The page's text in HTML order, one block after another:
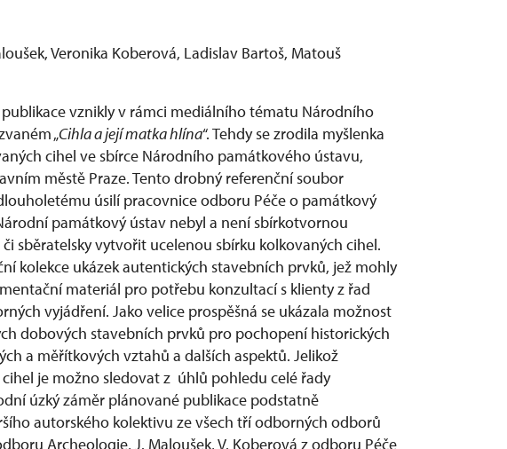
Veronika Koberová, Ladislav Bartoš, Matouš
vznikly v rámci mediálního tématu Národního
„Cihla a její matka hlína“. Tehdy se zrodila myšlenka
cihel ve sbírce Národního památkového ústavu,
městě Praze. Tento drobný referenční soubor
úsilí pracovnice odboru Péče o památkový
památkový ústav nebyl a není sbírkotvornou
sběratelsky vytvořit ucelenou sbírku kolkovaných cihel.
kolekce ukázek autentických stavebních prvků, jež mohly
materiál pro potřebu konzultací s klienty z řad
vyjádření. Jako velice prospěšná se ukázala možnost
dobových stavebních prvků pro pochopení historických
a měřítkových vztahů a dalších aspektů. Jelikož
je možno sledovat z úhlů pohledu celé řady
úzký záměr plánované publikace podstatně
autorského kolektivu ze všech tří odborných odborů
Archeologie, J. Maloušek, V. Koberová z odboru Péče